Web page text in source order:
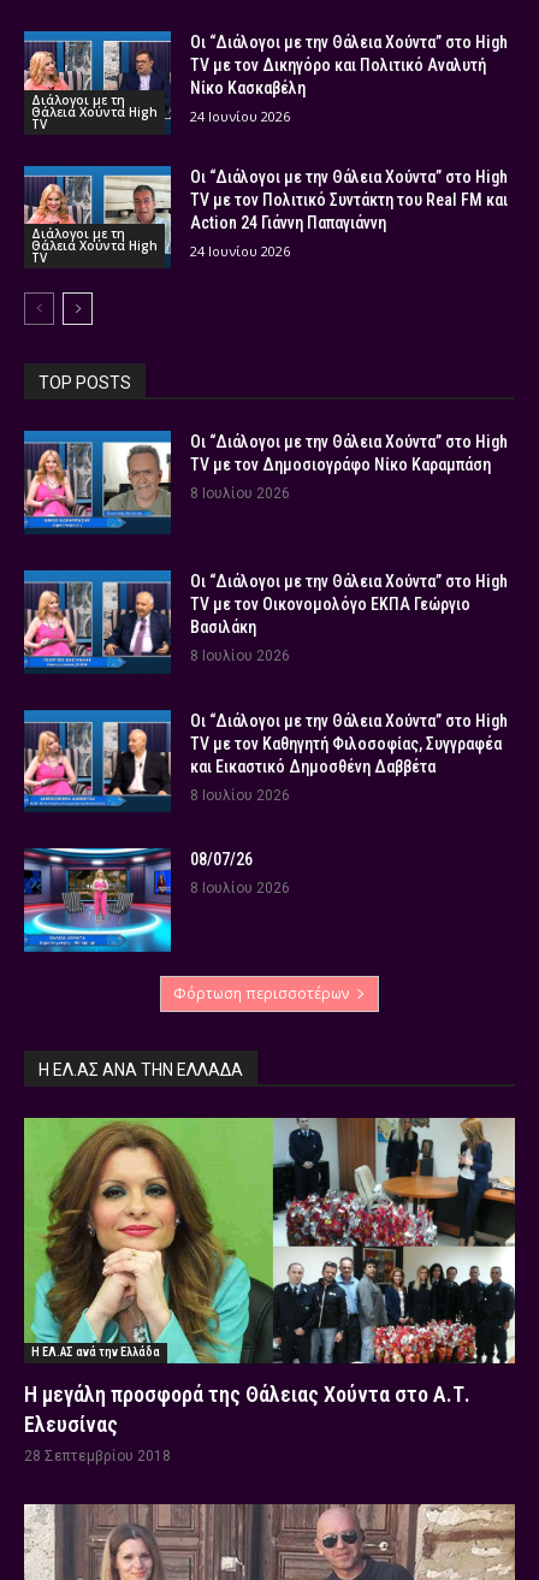
Διάλογοι με τη
Θάλεια Χούντα High
TV
Οι “Διάλογοι με την Θάλεια Χούντα” στο High
TV με τον Δικηγόρο και Πολιτικό Αναλυτή
Νίκο Κασκαβέλη
24 Ιουνίου 2026
Διάλογοι με τη
Θάλεια Χούντα High
TV
Οι “Διάλογοι με την Θάλεια Χούντα” στο High
TV με τον Πολιτικό Συντάκτη του Real FM και
Action 24 Γιάννη Παπαγιάννη
24 Ιουνίου 2026
TOP POSTS
Οι “Διάλογοι με την Θάλεια Χούντα” στο High
TV με τον Δημοσιογράφο Νίκο Καραμπάση
8 Ιουλίου 2026
Οι “Διάλογοι με την Θάλεια Χούντα” στο High
TV με τον Οικονομολόγο ΕΚΠΑ Γεώργιο
Βασιλάκη
8 Ιουλίου 2026
Οι “Διάλογοι με την Θάλεια Χούντα” στο High
TV με τον Καθηγητή Φιλοσοφίας, Συγγραφέα
και Εικαστικό Δημοσθένη Δαββέτα
8 Ιουλίου 2026
08/07/26
8 Ιουλίου 2026
Φόρτωση περισσοτέρων
Η ΕΛ.ΑΣ ΑΝΆ ΤΗΝ ΕΛΛΆΔΑ
Η ΕΛ.ΑΣ ανά την Ελλάδα
Η μεγάλη προσφορά της Θάλειας Χούντα στο Α.Τ.
Ελευσίνας
28 Σεπτεμβρίου 2018